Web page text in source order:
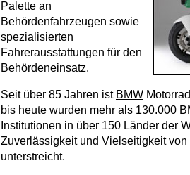
Palette an
Behördenfahrzeugen sowie
spezialisierten
Fahrerausstattungen für den
Behördeneinsatz.
Seit über 85 Jahren ist BMW
bis heute wurden mehr als 130.000
Institutionen in über 150 Länder der
Zuverlässigkeit und Vielseitigkeit von
unterstreicht.